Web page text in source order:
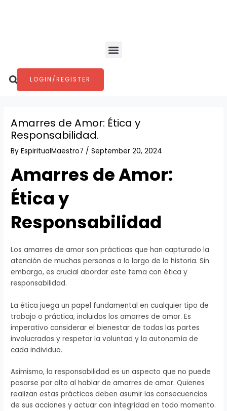
Menu
Search
LOGIN/REGISTER
Amarres de Amor: Ética y
Responsabilidad.
ByEspiritualMaestro7 /September 20, 2024
Amarres de Amor:
Ética y
Responsabilidad
Los amarres de amor son prácticas que han capturado la
atención de muchas personas a lo largo de la historia. Sin
embargo, es crucial abordar este tema con ética y
responsabilidad.
La ética juega un papel fundamental en cualquier tipo de
trabajo o práctica, incluidos los amarres de amor. Es
imperativo considerar el bienestar de todas las partes
involucradas y respetar la voluntad y la autonomía de
cada individuo.
Asimismo, la responsabilidad es un aspecto que no puede
pasarse por alto al hablar de amarres de amor. Quienes
realizan estas prácticas deben asumir las consecuencias
de sus acciones y actuar con integridad en todo momento.